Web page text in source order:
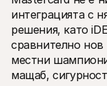
интеграцията с
решения, като
сравнително
местни
мащаб,